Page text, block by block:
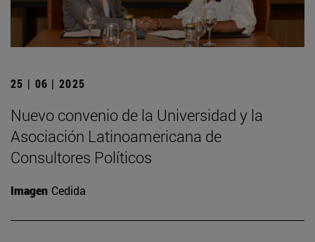
25 | 06 | 2025
Nuevo convenio de la Universidad y la
Asociación Latinoamericana de
Consultores Políticos
Imagen Cedida